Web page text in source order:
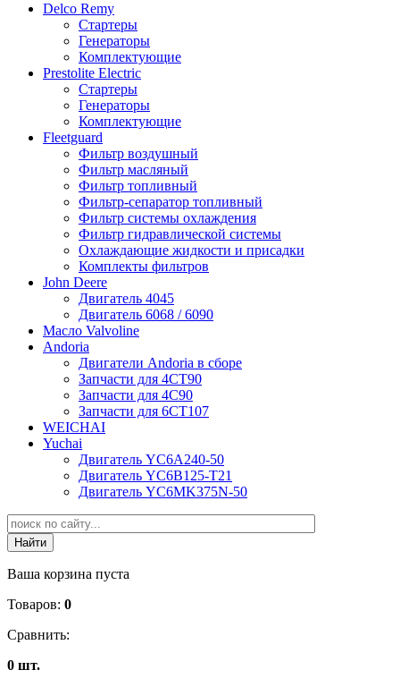
Delco Remy
Стартеры
Генераторы
Комплектующие
Prestolite Electric
Стартеры
Генераторы
Комплектующие
Fleetguard
Фильтр воздушный
Фильтр масляный
Фильтр топливный
Фильтр-сепаратор топливный
Фильтр системы охлаждения
Фильтр гидравлической системы
Охлаждающие жидкости и присадки
Комплекты фильтров
John Deere
Двигатель 4045
Двигатель 6068 / 6090
Масло Valvoline
Andoria
Двигатели Andoria в сборе
Запчасти для 4CT90
Запчасти для 4С90
Запчасти для 6CT107
WEICHAI
Yuchai
Двигатель YC6A240-50
Двигатель YC6B125-T21
Двигатель YC6MK375N-50
Ваша корзина пуста
Товаров: 0
Сравнить:
0 шт.